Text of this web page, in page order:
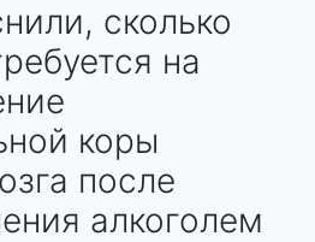
сколько
на
коры
после
алкоголем